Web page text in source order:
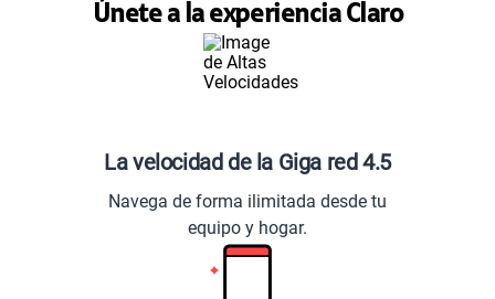
Únete a la experiencia Claro
La velocidad de la Giga red 4.5
Navega de forma ilimitada desde tu
equipo y hogar.